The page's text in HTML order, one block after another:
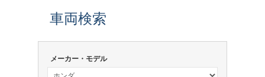
車両検索
メーカー・モデル